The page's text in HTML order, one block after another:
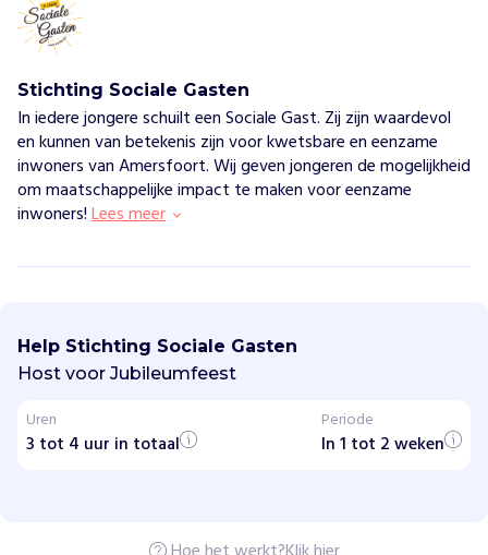
Stichting Sociale Gasten
In iedere jongere schuilt een Sociale Gast. Zij zijn waardevol
en kunnen van betekenis zijn voor kwetsbare en eenzame
inwoners van Amersfoort. Wij geven jongeren de mogelijkheid
om maatschappelijke impact te maken voor eenzame
inwoners!Lees meer
c
h
t
n
g
Help Stichting Sociale Gasten
Host voor Jubileumfeest
Uren
3 tot 4 uur in totaal
Periode
In 1 tot 2 weken